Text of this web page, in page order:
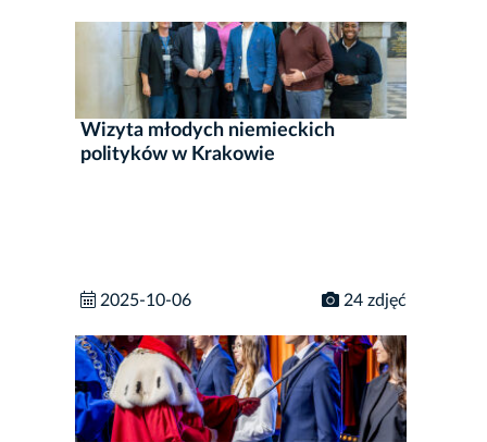
Wizyta młodych niemieckich
polityków w Krakowie
2025-10-06 24 zdjęć